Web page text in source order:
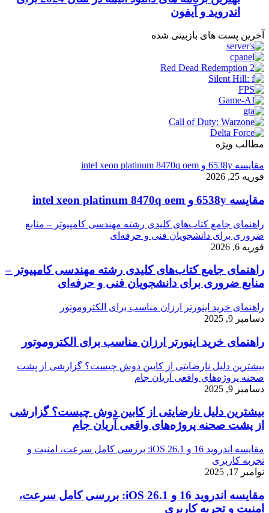
اندروید و آیفون
آخرین پست های بازبینی شده
مطالب ویژه
مقایسه 6538y و intel xeon platinum 8470q oem
فوریه 25, 2026
مقایسه 6538y و intel xeon platinum 8470q oem
راهنمای جامع کتاب‌های کلیدی رشته مهندسی کامپیوتر – منابع
ضروری برای دانشجویان فنی و حرفه‌ای
فوریه 6, 2026
راهنمای جامع کتاب‌های کلیدی رشته مهندسی کامپیوتر –
منابع ضروری برای دانشجویان فنی و حرفه‌ای
راهنمای خرید اینورتر ارزان مناسب برای الکتروموتور
دسامبر 9, 2025
راهنمای خرید اینورتر ارزان مناسب برای الکتروموتور
بیشترین دلیل نارضایتی از کابین دوش چیست؟ گزارشی از پشت
صحنه پروژه‌های واقعی آریان جام
دسامبر 9, 2025
بیشترین دلیل نارضایتی از کابین دوش چیست؟ گزارشی
از پشت صحنه پروژه‌های واقعی آریان جام
مقایسه اندروید 16 و iOS 26.1: بررسی کامل سرعت، امنیت و
تجربه کاربری
نوامبر 17, 2025
مقایسه اندروید 16 و iOS 26.1: بررسی کامل سرعت،
امنیت و تجربه کاربری